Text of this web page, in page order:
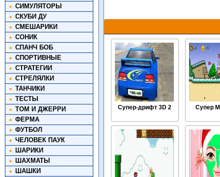
СИМУЛЯТОРЫ
СКУБИ ДУ
СМЕШАРИКИ
СОНИК
СПАНЧ БОБ
СПОРТИВНЫЕ
СТРАТЕГИИ
СТРЕЛЯЛКИ
ТАНЧИКИ
ТЕСТЫ
ТОМ И ДЖЕРРИ
ФЕРМА
ФУТБОЛ
ЧЕЛОВЕК ПАУК
ШАРИКИ
ШАХМАТЫ
ШАШКИ
Супер-дрифт 3D 2 Супер